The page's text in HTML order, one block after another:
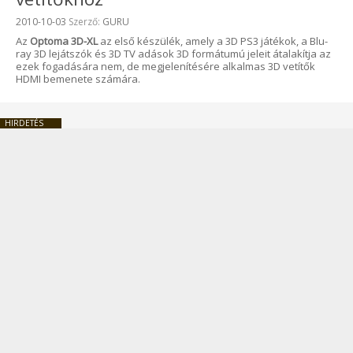
Beküldve:
2010-10-03 Szerző: GURU
Az Optoma 3D-XLaz első készülék, amely a 3D PS3 játékok, a Blu-
ray 3D lejátszók és 3D TV adások 3D formátumú jeleit átalakítja az
ezek fogadására nem, de megjelenítésére alkalmas 3D vetítők
HDMI bemenete számára.
HIRDETÉS